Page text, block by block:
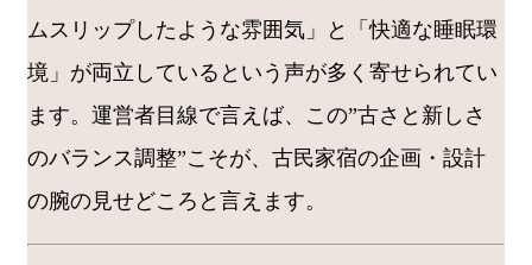
ムスリップしたような雰囲気」と「快適な睡眠環
境」が両立しているという声が多く寄せられてい
ます。運営者目線で言えば、この”古さと新しさ
のバランス調整”こそが、古民家宿の企画・設計
の腕の見せどころと言えます。